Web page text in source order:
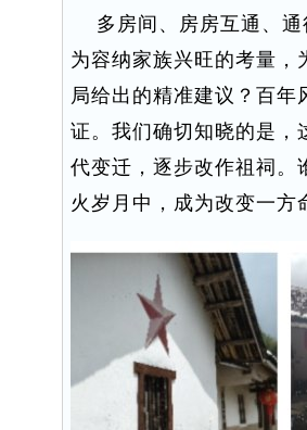
多房间、房房互通、通
为容纳家族兴旺的考量，
局给出的精准建议？百
证。我们确切知晓的是，
代变迁，逐步改作祖祠。
火岁月中，成为改变一方